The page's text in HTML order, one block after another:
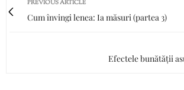
PREVIOUS ARTICLE
Cum învingi lenea: Ia măsuri (partea 3)
Efectele bunătății